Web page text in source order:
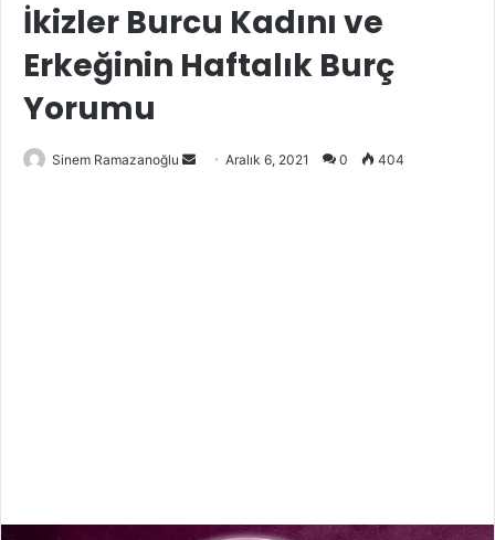
İkizler Burcu Kadını ve
Erkeğinin Haftalık Burç
Yorumu
Sinem Ramazanoğlu
Bir
Aralık 6, 2021 0 404